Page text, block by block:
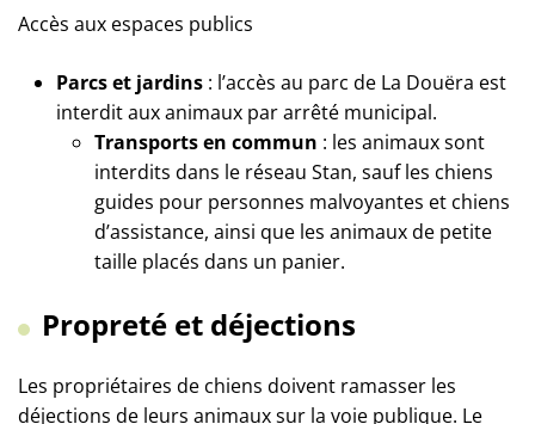
Accès aux espaces publics
Parcs et jardins : l’accès au parc de La Douëra est
interdit aux animaux par arrêté municipal.
Transports en commun : les animaux sont
interdits dans le réseau Stan, sauf les chiens
guides pour personnes malvoyantes et chiens
d’assistance, ainsi que les animaux de petite
taille placés dans un panier.
Propreté et déjections
Les propriétaires de chiens doivent ramasser les
déjections de leurs animaux sur la voie publique. Le